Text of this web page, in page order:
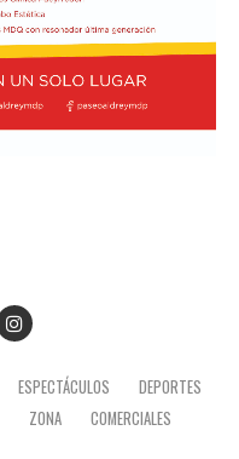
ESPECTÁCULOS
DEPORTES
ZONA COMERCIALES